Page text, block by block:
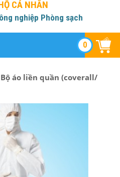
CÁ NHÂN
nghiệp Phòng sạch
0
Bộ áo liền quần (coverall/